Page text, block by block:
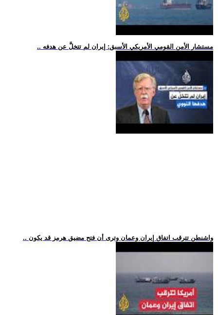
.. مستشار الأمن القومي الأمريكي الأسبق: إيران لم تتخلَّ عن هدفه
.. واشنطن تترقب اتفاق إيران وعمان وترى أن فتح مضيق هرمز قد يكون